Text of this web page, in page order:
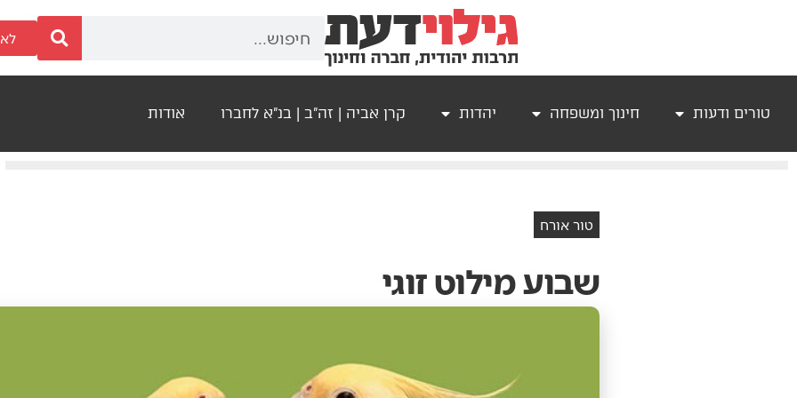
טורים ודעות חינוך ומשפחה יהדות קרן אביה | זה"ב | בנ"א לחברו אודות
טור אורח
שבוע מילוט זוגי